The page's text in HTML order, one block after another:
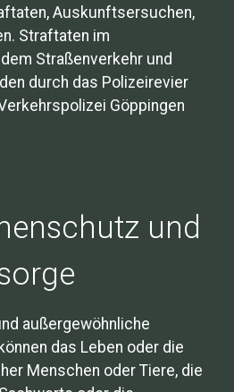
Auskunftsersuchen,
Straftaten im
Straßenverkehr und
durch das Polizeirevier
Göppingen
und
außergewöhnliche
das Leben oder die
Menschen oder Tiere, die